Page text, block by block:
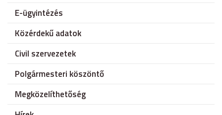
E-ügyintézés
Közérdekű adatok
Civil szervezetek
Polgármesteri köszöntő
Megközelíthetőség